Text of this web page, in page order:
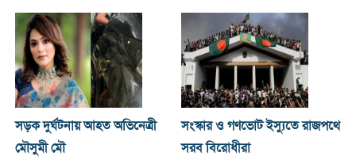
সড়ক দুর্ঘটনায় আহত অভিনেত্রী
মৌসুমী মৌ
সংস্কার ও গণভোট ইস্যুতে রাজপথে
সরব বিরোধীরা